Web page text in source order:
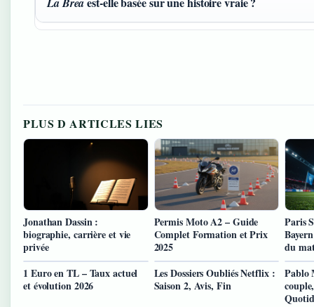
PLUS D ARTICLES LIES
Jonathan Dassin :
biographie, carrière et vie
privée
Permis Moto A2 – Guide
Complet Formation et Prix
2025
Paris
du
1 Euro en TL – Taux actuel
et évolution 2026
Les Dossiers Oubliés Netflix :
Saison 2, Avis, Fin
Pablo